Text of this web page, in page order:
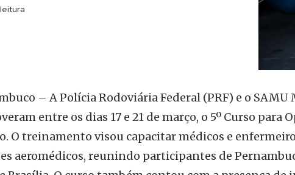
– A Polícia Rodoviária Federal (PRF) e o
entre os dias 17 e 21 de março, o 5º Curso para
O treinamento visou capacitar médicos e
aeromédicos, reunindo participantes de